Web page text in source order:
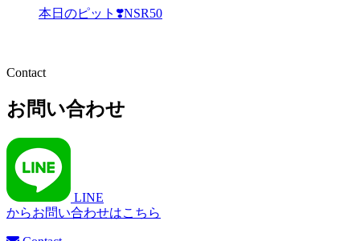
本日のピット❣️NSR50
Contact
お問い合わせ
LINE
からお問い合わせはこちら